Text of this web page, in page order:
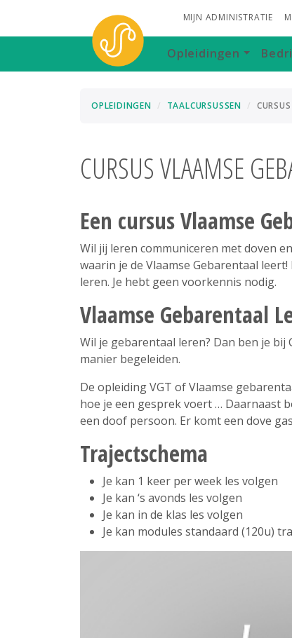
Opleidingen
MIJN ADMINISTRATIE
OPLEIDINGEN TAALCURSUSSEN
CURSUS VLAAMSE
Een cursus Vlaamse
Wil jij leren communiceren met doven
waarin je de Vlaamse Gebarentaal
leren. Je hebt geen voorkennis nodig.
Vlaamse Gebarentaal
Wil je gebarentaal leren? Dan ben je
manier begeleiden.
De opleiding VGT of Vlaamse
hoe je een gesprek voert … Daarnaast
een doof persoon. Er komt een dove
Trajectschema
Je kan 1 keer per week les volgen
Je kan ‘s avonds les volgen
Je kan in de klas les volgen
Je kan modules standaard (120u)